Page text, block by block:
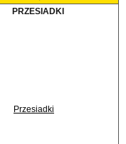
PRZESIADKI
Przesiadki